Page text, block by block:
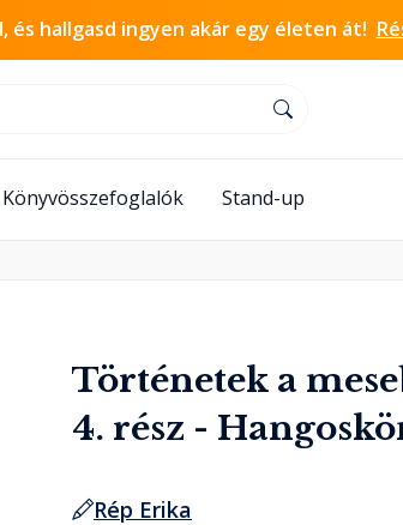
hallgasd ingyen akár egy életen át!
Könyvösszefoglalók Stand-up
Történetek a
4. rész -
Rép Erika